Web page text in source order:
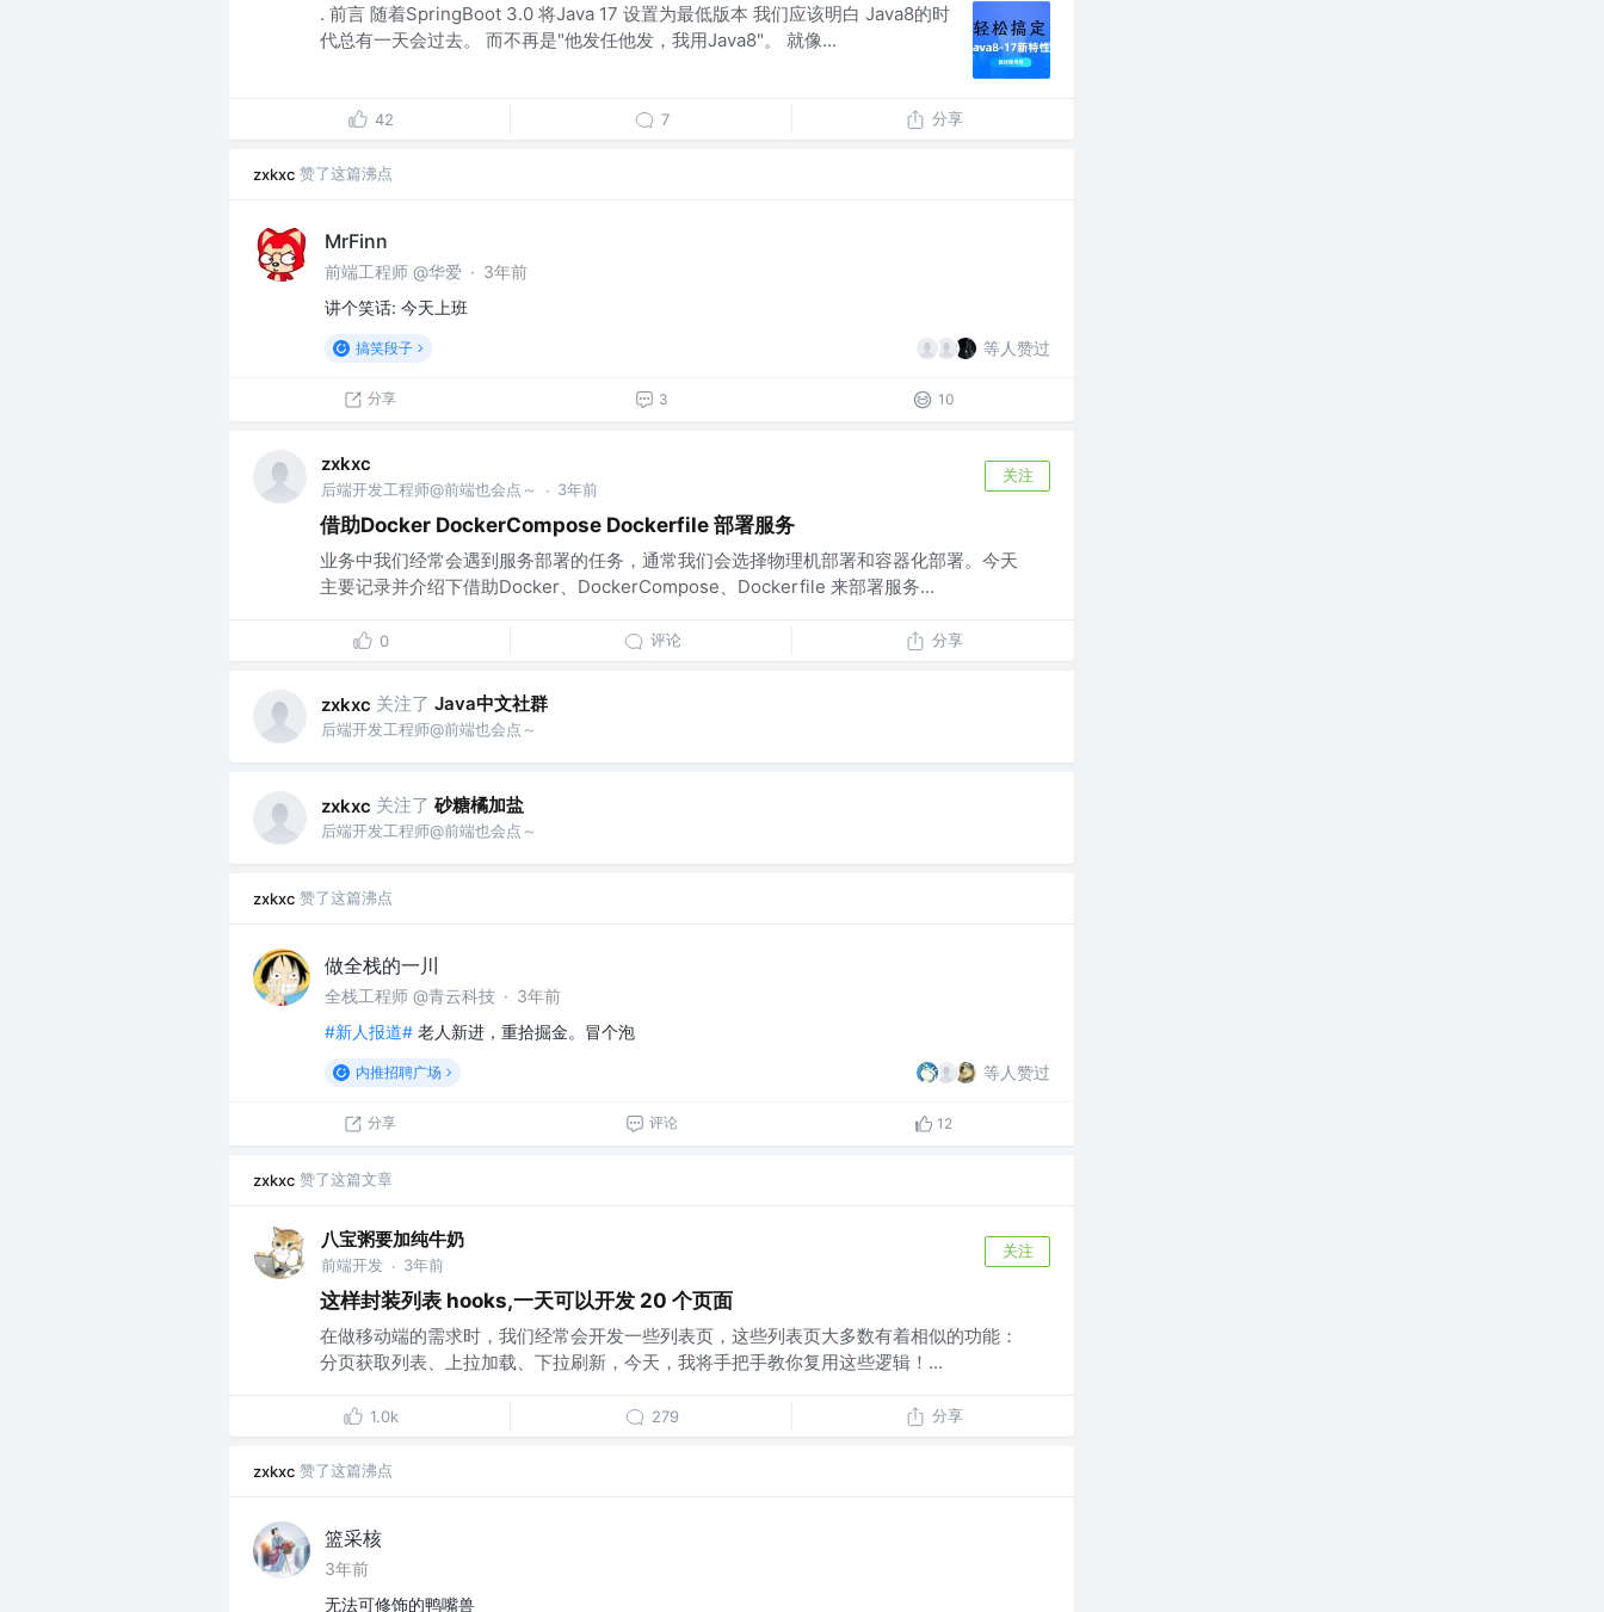
. 前言 随着SpringBoot 3.0 将Java 17 设置为最低版本 我们应该明白 Java8的时
代总有一天会过去。 而不再是"他发任他发，我用Java8"。 就像...
42 7 分享
zxkxc 赞了这篇沸点
MrFinn
前端工程师 @华爱 · 3年前
讲个笑话: 今天上班
搞笑段子 等人赞过
分享 3 10
zxkxc
后端开发工程师@前端也会点～ · 3年前
关注
借助Docker DockerCompose Dockerfile 部署服务
业务中我们经常会遇到服务部署的任务，通常我们会选择物理机部署和容器化部署。今天
主要记录并介绍下借助Docker、DockerCompose、Dockerfile 来部署服务...
0 评论 分享
zxkxc 关注了 Java中文社群
后端开发工程师@前端也会点～
zxkxc 关注了 砂糖橘加盐
后端开发工程师@前端也会点～
zxkxc 赞了这篇沸点
做全栈的一川
全栈工程师 @青云科技 · 3年前
#新人报道# 老人新进，重拾掘金。冒个泡
内推招聘广场 等人赞过
分享 评论 12
zxkxc 赞了这篇文章
八宝粥要加纯牛奶
前端开发 · 3年前
关注
这样封装列表 hooks,一天可以开发 20 个页面
在做移动端的需求时，我们经常会开发一些列表页，这些列表页大多数有着相似的功能：
分页获取列表、上拉加载、下拉刷新，今天，我将手把手教你复用这些逻辑！...
1.0k 279 分享
zxkxc 赞了这篇沸点
篮采核
3年前
无法可修饰的鸭嘴兽